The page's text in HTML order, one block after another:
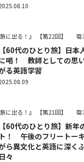
に出る！』 【第22回】 菊
【60代のひとり旅】日
喝！ 教師としての思
る英語学習
に出る！』 【第21回】 菊
【60代のひとり旅】新年
ト！ 午後のフリートー
ら異文化と英語に深く
日々